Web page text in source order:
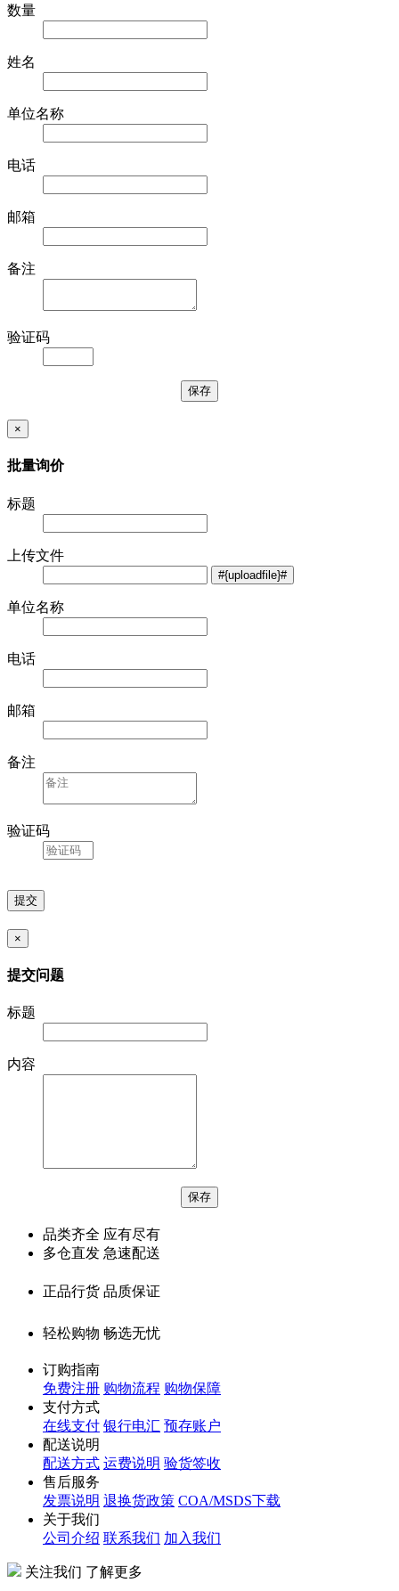
数量
姓名
单位名称
电话
邮箱
备注
验证码
×
批量询价
标题
上传文件
单位名称
电话
邮箱
备注
验证码
×
提交问题
标题
内容
品类齐全 应有尽有
多仓直发 急速配送
正品行货 品质保证
轻松购物 畅选无忧
订购指南
免费注册 购物流程 购物保障
支付方式
在线支付 银行电汇 预存账户
配送说明
配送方式 运费说明 验货签收
售后服务
发票说明 退换货政策 COA/MSDS下载
关于我们
公司介绍 联系我们 加入我们
关注我们 了解更多